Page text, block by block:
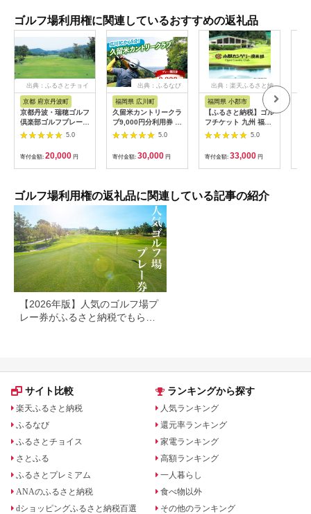
ゴルフ場利用権に関連しているおすすめの返礼品
出典：ふるさとチョイ
京都 府京丹波町
京都丹波・瑞穂ゴルフ
倶楽部ゴルフプレー利
用券（6,000円分）
5.0
寄付金額: 20,000 円
出典：ふるなび
福岡県 広川町
久留米カントリークラ
ブ9,000円分利用券 /
ゴルフ[AFAD007]
5.0
寄付金額: 30,000 円
出典：楽天ふるさと納
福岡県 小郡市
【ふるさと納税】ゴル
フチケット 九州 福岡
小郡カンツリー倶楽部
ギフト券 9枚 9000円
ゴルフ チケット 商品
券 ゴルフ券 スポーツ
ラウンド 券 福岡県 小
5.0
寄付金額: 33,000 円
ゴルフ場利用権の返礼品に関連している記事の紹介
【2026年版】人気のゴルフ場プ
レー券がふるさと納税でもらえ
サイト比較
楽天ふるさと納税
ふるなび
ふるさとチョイス
さとふる
ふるさとプレミアム
ANAのふるさと納税
dショッピングふるさと納税百選
ランキングから探す
人気ランキング
還元率ランキング
家電ランキング
高額ランキング
一人暮らし
食べ物以外
その他のランキング